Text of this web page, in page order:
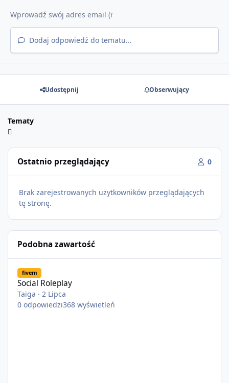
Dodaj odpowiedź do tematu...
Udostępnij Obserwujący
Tematy
Ostatnio przeglądający 0
Brak zarejestrowanych użytkowników przeglądających
tę stronę.
Podobna zawartość
fivem
Social Roleplay
Taiga · 2 Lipca
0 odpowiedzi368 wyświetleń